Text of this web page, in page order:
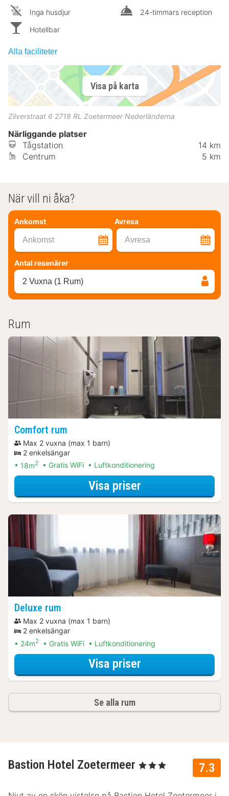
Inga husdjur
Hotellbar
24-timmars reception
Alla faciliteter
Visa på karta
Zilverstraat 6 2718 RL Zoetermeer Nederländerna
Närliggande platser
Tågstation
14 km
Centrum
5 km
När vill ni åka?
Ankomst Avresa
Ankomst Avresa
Antal resenärer
2 Vuxna (1 Rum)
Rum
Comfort rum
Max 2 vuxna (max 1 barn)
2 enkelsängar
18m2 Gratis WiFi Luftkonditionering
Visa priserför Boende med
Deluxe rum
Max 2 vuxna (max 1 barn)
2 enkelsängar
24m2 Gratis WiFi Luftkonditionering
Visa priserför Boende med
Se alla rum
7.3
Bastion Hotel Zoetermeer , 3 Stjärnor